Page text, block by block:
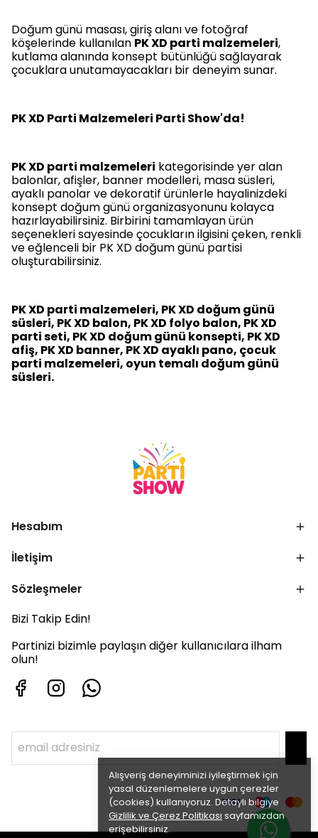
Alışveriş deneyiminizi iyileştirmek için
yasal düzenlemelere uygun çerezler
(cookies) kullanıyoruz. Detaylı bilgiye
Gizlilik ve Çerez Politikası sayfamızdan
erişebilirsiniz.
Doğum günü masası, giriş alanı ve fotoğraf
köşelerinde kullanılan PK XD parti malzemeleri,
kutlama alanında konsept bütünlüğü sağlayarak
çocuklara unutamayacakları bir deneyim sunar.
PK XD Parti Malzemeleri Parti Show'da!
PK XD parti malzemeleri kategorisinde yer alan
balonlar, afişler, banner modelleri, masa süsleri,
ayaklı panolar ve dekoratif ürünlerle hayalinizdeki
konsept doğum günü organizasyonunu kolayca
hazırlayabilirsiniz. Birbirini tamamlayan ürün
seçenekleri sayesinde çocukların ilgisini çeken, renkli
ve eğlenceli bir PK XD doğum günü partisi
oluşturabilirsiniz.
PK XD parti malzemeleri, PK XD doğum günü
süsleri, PK XD balon, PK XD folyo balon, PK XD
parti seti, PK XD doğum günü konsepti, PK XD
afiş, PK XD banner, PK XD ayaklı pano, çocuk
parti malzemeleri, oyun temalı doğum günü
süsleri.
Hesabım
İletişim
Sözleşmeler
Bizi Takip Edin!
Partinizi bizimle paylaşın diğer kullanıcılara ilham
olun!